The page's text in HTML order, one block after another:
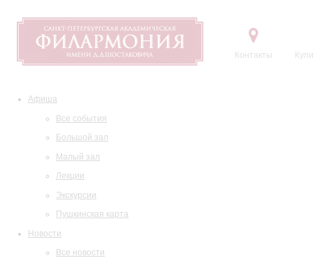
Контакты
Афиша
Все события
Большой зал
Малый зал
Лекции
Экскурсии
Пушкинская карта
Новости
Все новости